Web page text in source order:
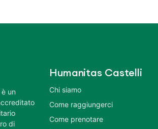
è un
di
Humanitas Castelli
Chi siamo
Come raggiungerci
Come prenotare